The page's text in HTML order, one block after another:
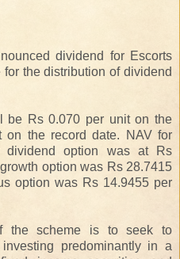
dividend for Escorts
for the distribution of dividend
be Rs 0.070 per unit on the
the record date. NAV for
dividend option was at Rs
option was Rs 28.7415
option was Rs 14.9455 per
the scheme is to seek to
predominantly in a